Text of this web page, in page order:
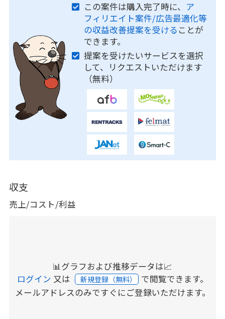
この案件は購入完了時に、 ア
フィリエイト案件/広告最適化等
の収益改善提案を受ける ことが
できます。
提案を受けたいサービスを選択
して、リクエストいただけます
（無料）
収支
売上/コスト/利益
📊グラフおよび推移データは📈
ログイン 又は 新規登録（無料） で閲覧できます。
メールアドレスのみですぐにご登録いただけます。